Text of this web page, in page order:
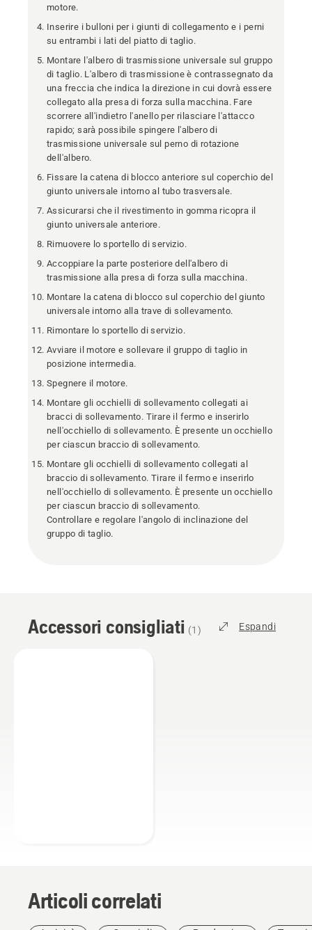
motore.
Inserire i bulloni per i giunti di collegamento e i perni
su entrambi i lati del piatto di taglio.
Montare l'albero di trasmissione universale sul gruppo
di taglio. L'albero di trasmissione è contrassegnato da
una freccia che indica la direzione in cui dovrà essere
collegato alla presa di forza sulla macchina. Fare
scorrere all'indietro l'anello per rilasciare l'attacco
rapido; sarà possibile spingere l'albero di
trasmissione universale sul perno di rotazione
dell'albero.
Fissare la catena di blocco anteriore sul coperchio del
giunto universale intorno al tubo trasversale.
Assicurarsi che il rivestimento in gomma ricopra il
giunto universale anteriore.
Rimuovere lo sportello di servizio.
Accoppiare la parte posteriore dell'albero di
trasmissione alla presa di forza sulla macchina.
Montare la catena di blocco sul coperchio del giunto
universale intorno alla trave di sollevamento.
Rimontare lo sportello di servizio.
Avviare il motore e sollevare il gruppo di taglio in
posizione intermedia.
Spegnere il motore.
Montare gli occhielli di sollevamento collegati ai
bracci di sollevamento. Tirare il fermo e inserirlo
nell'occhiello di sollevamento. È presente un occhiello
per ciascun braccio di sollevamento.
Montare gli occhielli di sollevamento collegati al
braccio di sollevamento. Tirare il fermo e inserirlo
nell'occhiello di sollevamento. È presente un occhiello
per ciascun braccio di sollevamento.
Controllare e regolare l'angolo di inclinazione del
gruppo di taglio.
Accessori consigliati (1 ) Espandi
Articoli correlati